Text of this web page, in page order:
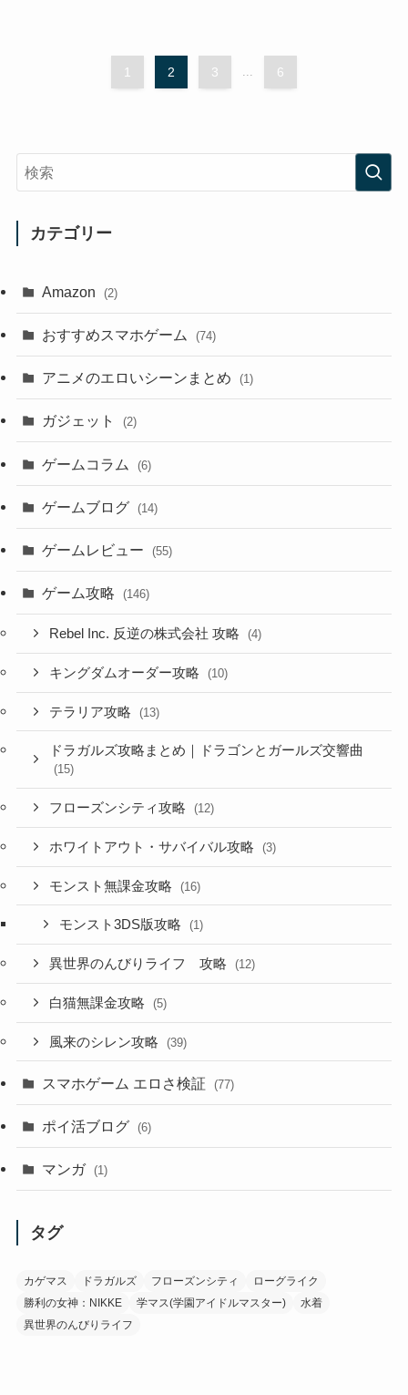
1 2 3 ... 6
カテゴリー
Amazon (2)
おすすめスマホゲーム (74)
アニメのエロいシーンまとめ (1)
ガジェット (2)
ゲームコラム (6)
ゲームブログ (14)
ゲームレビュー (55)
ゲーム攻略 (146)
Rebel Inc. 反逆の株式会社 攻略 (4)
キングダムオーダー攻略 (10)
テラリア攻略 (13)
ドラガルズ攻略まとめ｜ドラゴンとガールズ交響曲
(15)
フローズンシティ攻略 (12)
ホワイトアウト・サバイバル攻略 (3)
モンスト無課金攻略 (16)
モンスト3DS版攻略 (1)
異世界のんびりライフ 攻略 (12)
白猫無課金攻略 (5)
風来のシレン攻略 (39)
スマホゲーム エロさ検証 (77)
ポイ活ブログ (6)
マンガ (1)
タグ
カゲマス ドラガルズ フローズンシティ
ローグライク
勝利の女神：NIKKE
学マス(学園アイドルマスター)
水着
異世界のんびりライフ